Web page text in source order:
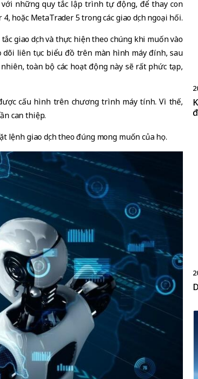
những quy tắc lập trình tự động, để thay con
hoặc MetaTrader 5 trong các giao dịch ngoại hối.
giao dịch và thực hiện theo chúng khi muốn vào
liên tục biểu đồ trên màn hình máy đính, sau
toàn bộ các hoạt động này sẽ rất phức tạp,
cấu hình trên chương trình máy tính. Vì thế,
can thiệp.
lệnh giao dịch theo đúng mong muốn của họ.